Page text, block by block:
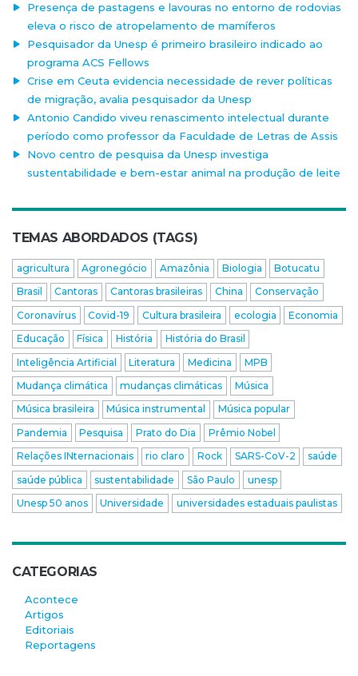
Presença de pastagens e lavouras no entorno de rodovias
eleva o risco de atropelamento de mamíferos
Pesquisador da Unesp é primeiro brasileiro indicado ao
programa ACS Fellows
Crise em Ceuta evidencia necessidade de rever políticas
de migração, avalia pesquisador da Unesp
Antonio Candido viveu renascimento intelectual durante
período como professor da Faculdade de Letras de Assis
Novo centro de pesquisa da Unesp investiga
sustentabilidade e bem-estar animal na produção de leite
TEMAS ABORDADOS (TAGS)
agricultura Agronegócio Amazônia Biologia
Botucatu
Brasil
Cantoras Cantoras brasileiras China
Conservação
Coronavírus
Covid-19 Cultura brasileira ecologia
Economia
Educação
Física História
História do Brasil
Inteligência Artificial
Literatura Medicina
MPB
Mudança climática
mudanças climáticas
Música
Música brasileira
Música instrumental
Música popular
Pandemia
Pesquisa Prato do Dia
Prêmio Nobel
Relações INternacionais
rio claro Rock SARS-CoV-2
saúde
saúde pública
sustentabilidade São Paulo
unesp
Unesp 50 anos
Universidade universidades estaduais paulistas
CATEGORIAS
Acontece
Artigos
Editoriais
Reportagens